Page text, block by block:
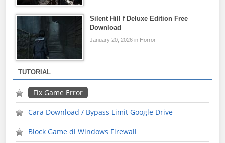
Silent Hill f Deluxe Edition Free
Download
January 20, 2026 in Horror
TUTORIAL
Fix Game Error
Cara Download / Bypass Limit Google Drive
Block Game di Windows Firewall